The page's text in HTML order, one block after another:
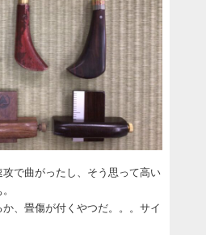
で曲がったし、そう思って高い
、畳傷が付くやつだ。。。サイ